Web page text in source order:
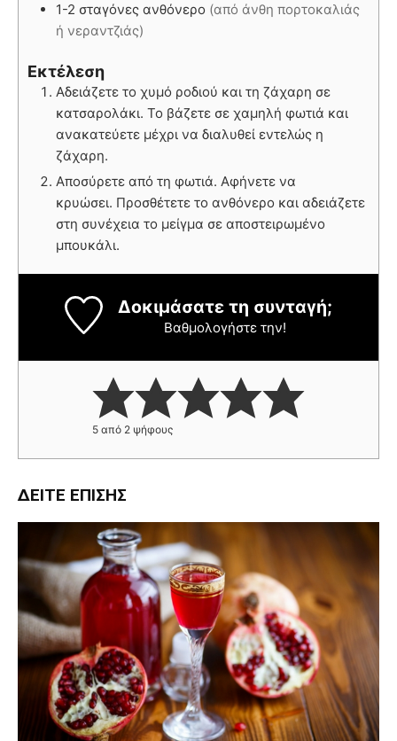
1-2 σταγόνες ανθόνερο (από άνθη πορτοκαλιάς
ή νεραντζιάς)
Εκτέλεση
Αδειάζετε το χυμό ροδιού και τη ζάχαρη σε
κατσαρολάκι. Το βάζετε σε χαμηλή φωτιά και
ανακατεύετε μέχρι να διαλυθεί εντελώς η
ζάχαρη.
Αποσύρετε από τη φωτιά. Αφήνετε να
κρυώσει. Προσθέτετε το ανθόνερο και αδειάζετε
στη συνέχεια το μείγμα σε αποστειρωμένο
μπουκάλι.
Δοκιμάσατε τη συνταγή;
Βαθμολογήστε την!
5 από 2 ψήφους
ΔΕΊΤΕ ΕΠΊΣΗΣ